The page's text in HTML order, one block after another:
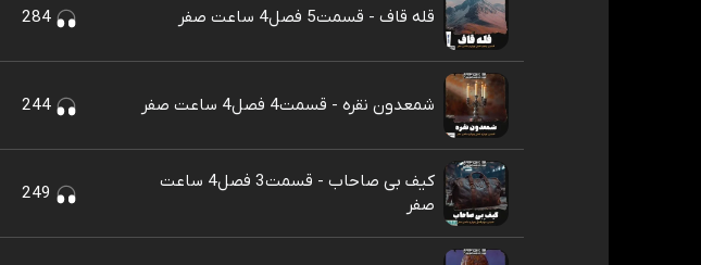
قله قاف - قسمت5 فصل4 ساعت صفر 284
شمعدون نقره - قسمت4 فصل4 ساعت صفر 244
کیف بی صاحاب - قسمت3 فصل4 ساعت
صفر